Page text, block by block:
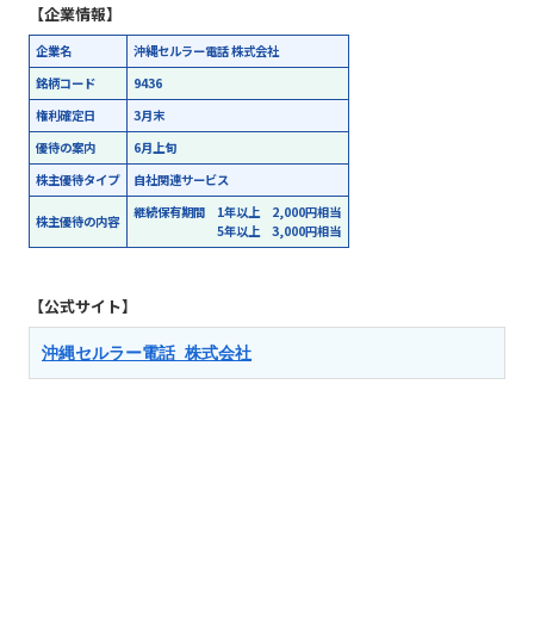
【企業情報】
企業名
沖縄セルラー電話 株式会社
銘柄コード
9436
権利確定日
3月末
優待の案内
6月上旬
株主優待タイプ
自社関連サービス
株主優待の内容
継続保有期間 1年以上 2,000円相当
5年以上 3,000円相当
【公式サイト】
沖縄セルラー電話 株式会社